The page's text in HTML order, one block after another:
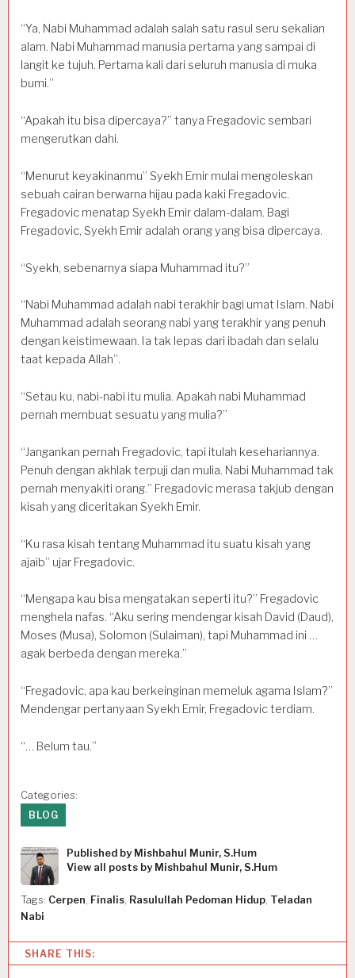
“Ya, Nabi Muhammad adalah salah satu rasul seru sekalian
alam. Nabi Muhammad manusia pertama yang sampai di
langit ke tujuh. Pertama kali dari seluruh manusia di muka
bumi.”
“Apakah itu bisa dipercaya?” tanya Fregadovic sembari
mengerutkan dahi.
“Menurut keyakinanmu” Syekh Emir mulai mengoleskan
sebuah cairan berwarna hijau pada kaki Fregadovic.
Fregadovic menatap Syekh Emir dalam-dalam. Bagi
Fregadovic, Syekh Emir adalah orang yang bisa dipercaya.
“Syekh, sebenarnya siapa Muhammad itu?”
“Nabi Muhammad adalah nabi terakhir bagi umat Islam. Nabi
Muhammad adalah seorang nabi yang terakhir yang penuh
dengan keistimewaan. Ia tak lepas dari ibadah dan selalu
taat kepada Allah”.
“Setau ku, nabi-nabi itu mulia. Apakah nabi Muhammad
pernah membuat sesuatu yang mulia?”
“Jangankan pernah Fregadovic, tapi itulah kesehariannya.
Penuh dengan akhlak terpuji dan mulia. Nabi Muhammad tak
pernah menyakiti orang.” Fregadovic merasa takjub dengan
kisah yang diceritakan Syekh Emir.
“Ku rasa kisah tentang Muhammad itu suatu kisah yang
ajaib” ujar Fregadovic.
“Mengapa kau bisa mengatakan seperti itu?” Fregadovic
menghela nafas. “Aku sering mendengar kisah David (Daud),
Moses (Musa), Solomon (Sulaiman), tapi Muhammad ini …
agak berbeda dengan mereka.”
“Fregadovic, apa kau berkeinginan memeluk agama Islam?”
Mendengar pertanyaan Syekh Emir, Fregadovic terdiam.
“… Belum tau.”
Categories:
BLOG
Published by Mishbahul Munir, S.Hum
View all posts by Mishbahul Munir, S.Hum
Tags: Cerpen Finalis Rasulullah Pedoman Hidup Teladan
Nabi
SHARE THIS: